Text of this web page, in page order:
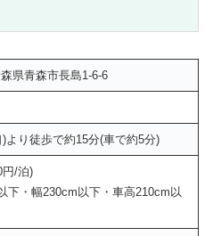
県青森市長島1-6-6
より徒歩で約15分(車で約5分)
円/泊)
下・幅230cm以下・車高210cm以